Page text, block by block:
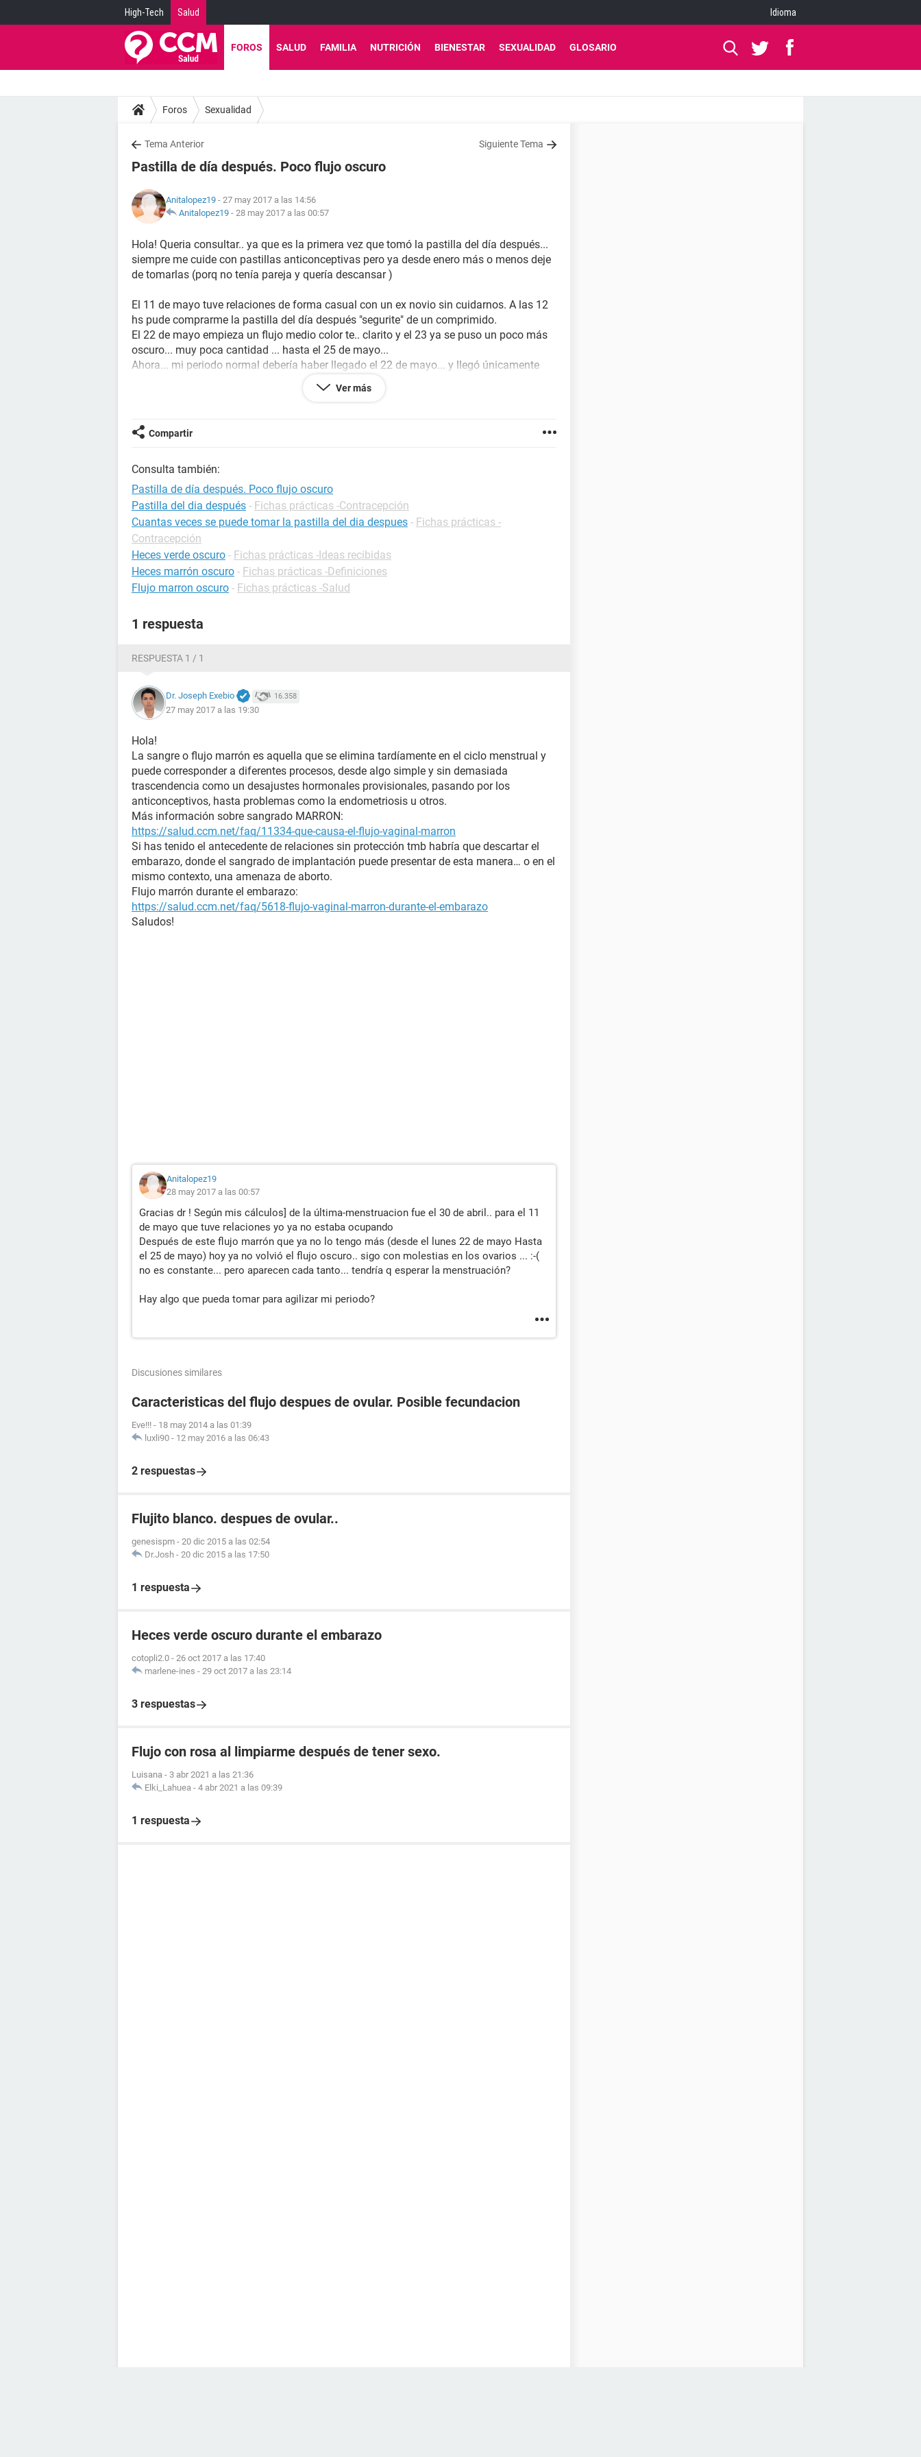
High-Tech Salud Idioma
FOROS SALUD FAMILIA NUTRICIÓN BIENESTAR SEXUALIDAD GLOSARIO
Foros Sexualidad
Tema Anterior Siguiente Tema
Pastilla de día después. Poco flujo oscuro
Anitalopez19 - 27 may 2017 a las 14:56
Anitalopez19 - 28 may 2017 a las 00:57
Hola! Queria consultar.. ya que es la primera vez que tomó la pastilla del día después...
siempre me cuide con pastillas anticonceptivas pero ya desde enero más o menos deje
de tomarlas (porq no tenía pareja y quería descansar )
El 11 de mayo tuve relaciones de forma casual con un ex novio sin cuidarnos. A las 12
hs pude comprarme la pastilla del día después "segurite" de un comprimido.
El 22 de mayo empieza un flujo medio color te.. clarito y el 23 ya se puso un poco más
oscuro... muy poca cantidad ... hasta el 25 de mayo...
Ahora... mi periodo normal debería haber llegado el 22 de mayo... y llegó únicamente
mi menstruación.. .
O después de este poco flujo tengo q esperar el sangrado?
Con ese flujo puedo descartar embarazo?
Me ayudan?
Ver más
Compartir
Consulta también:
Pastilla de día después. Poco flujo oscuro
Pastilla del dia después - Fichas prácticas -Contracepción
Cuantas veces se puede tomar la pastilla del dia despues - Fichas prácticas -
Contracepción
Heces verde oscuro - Fichas prácticas -Ideas recibidas
Heces marrón oscuro - Fichas prácticas -Definiciones
Flujo marron oscuro - Fichas prácticas -Salud
1 respuesta
RESPUESTA 1 / 1
Dr. Joseph Exebio 16.358
27 may 2017 a las 19:30
Hola!
La sangre o flujo marrón es aquella que se elimina tardíamente en el ciclo menstrual y
puede corresponder a diferentes procesos, desde algo simple y sin demasiada
trascendencia como un desajustes hormonales provisionales, pasando por los
anticonceptivos, hasta problemas como la endometriosis u otros.
Más información sobre sangrado MARRON:
https://salud.ccm.net/faq/11334-que-causa-el-flujo-vaginal-marron
Si has tenido el antecedente de relaciones sin protección tmb habría que descartar el
embarazo, donde el sangrado de implantación puede presentar de esta manera… o en el
mismo contexto, una amenaza de aborto.
Flujo marrón durante el embarazo:
https://salud.ccm.net/faq/5618-flujo-vaginal-marron-durante-el-embarazo
Saludos!
Anitalopez19
28 may 2017 a las 00:57
Gracias dr ! Según mis cálculos] de la última-menstruacion fue el 30 de abril.. para el 11
de mayo que tuve relaciones yo ya no estaba ocupando
Después de este flujo marrón que ya no lo tengo más (desde el lunes 22 de mayo Hasta
el 25 de mayo) hoy ya no volvió el flujo oscuro.. sigo con molestias en los ovarios ... :-(
no es constante... pero aparecen cada tanto... tendría q esperar la menstruación?
Hay algo que pueda tomar para agilizar mi periodo?
Discusiones similares
Caracteristicas del flujo despues de ovular. Posible fecundacion
Eve!!! - 18 may 2014 a las 01:39
luxli90 - 12 may 2016 a las 06:43
2 respuestas
Flujito blanco. despues de ovular..
genesispm - 20 dic 2015 a las 02:54
Dr.Josh - 20 dic 2015 a las 17:50
1 respuesta
Heces verde oscuro durante el embarazo
cotopli2.0 - 26 oct 2017 a las 17:40
marlene-ines - 29 oct 2017 a las 23:14
3 respuestas
Flujo con rosa al limpiarme después de tener sexo.
Luisana - 3 abr 2021 a las 21:36
Elki_Lahuea - 4 abr 2021 a las 09:39
1 respuesta